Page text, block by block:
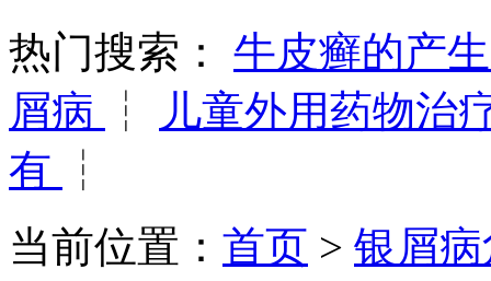
热门搜索：
牛皮癣的产
屑病
┆
儿童外用药物治
有
┆
当前位置： 首页 > 银屑